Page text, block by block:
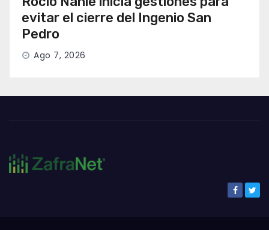
evitar el cierre del Ingenio San
Pedro
Ago 7, 2026